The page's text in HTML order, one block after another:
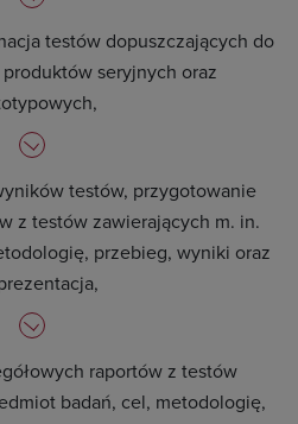
testów dopuszczających do
seryjnych oraz
testów, przygotowanie
z testów zawierających m. in.
przebieg, wyniki oraz
raportów z testów
badań, cel, metodologię,